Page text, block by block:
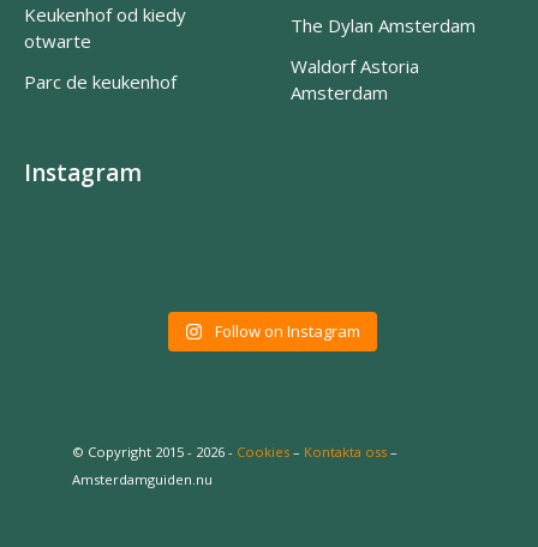
Keukenhof od kiedy
otwarte
Parc de keukenhof
The Dylan Amsterdam
Waldorf Astoria
Amsterdam
Instagram
Follow on Instagram
© Copyright 2015 - 2026 - Cookies – Kontakta oss –
Amsterdamguiden.nu